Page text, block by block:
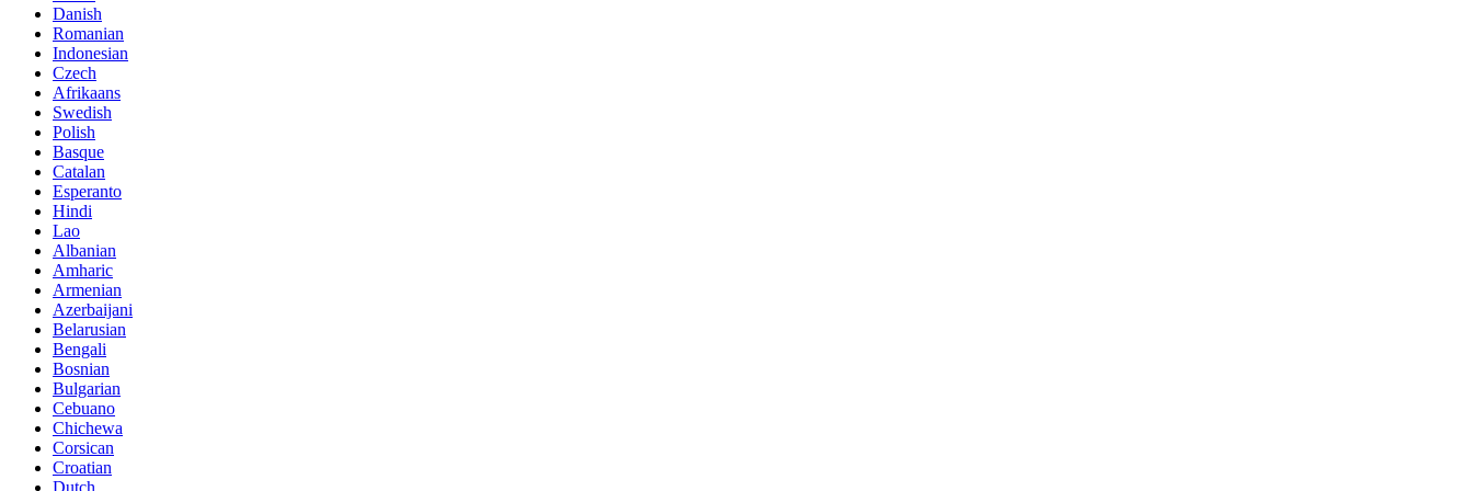
Danish
Romanian
Indonesian
Czech
Afrikaans
Swedish
Polish
Basque
Catalan
Esperanto
Hindi
Lao
Albanian
Amharic
Armenian
Azerbaijani
Belarusian
Bengali
Bosnian
Bulgarian
Cebuano
Chichewa
Corsican
Croatian
Dutch